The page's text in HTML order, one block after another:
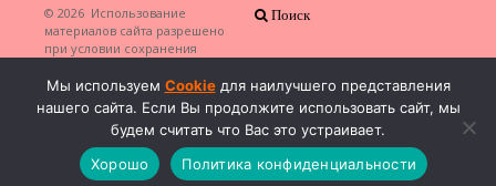
© 2026 Использование
материалов сайта разрешено
при условии сохранения
сайт автора·
Поиск
Мы используем Cookieдля наилучшего представления
нашего сайта. Если Вы продолжите использовать сайт, мы
будем считать что Вас это устраивает.
Хорошо
Политика конфиденциальности